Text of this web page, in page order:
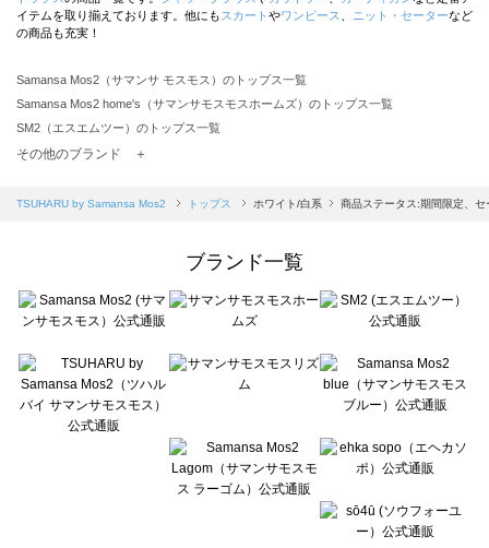
イテムを取り揃えております。他にも スカート やワンピース ニット・セーターなど
の商品も充実！
Samansa Mos2（サマンサ モスモス）のトップス一覧
Samansa Mos2 home's（サマンサモスモスホームズ）のトップス一覧
SM2（エスエムツー）のトップス一覧
TSUHARU by Samansa Mos2（ツハルバイサマンサモスモス）のトップス一覧
Samansa Mos2 blue（サマンサモスモス ブルー）のトップス一覧
sō4ū（ソウフォーユー）のトップス一覧
Te chichi（テチチ）のトップス一覧
Te chichi CLASSIC（テチチ クラシック）のトップス一覧
Lugnoncure（ルノンキュール）のトップス一覧
BETTY'S BLUE（べティーズブルー）のトップス一覧
Wpc.（ワールドパーティー）のトップス一覧
その他のブランド ＋
TSUHARU by Samansa Mos2 トップス ホワイト/白系 商品ステータス:期間限定、セ
ブランド一覧